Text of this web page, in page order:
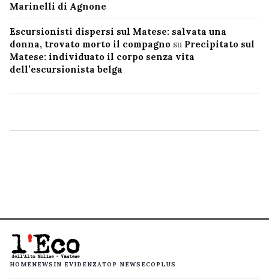
Marinelli di Agnone
Escursionisti dispersi sul Matese: salvata una
donna, trovato morto il compagno su Precipitato sul
Matese: individuato il corpo senza vita
dell’escursionista belga
HOMENEWS IN EVIDENZATOP NEWS ECOPLUS